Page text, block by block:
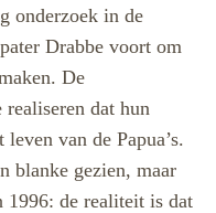
onderzoek in de
Drabbe voort om
De
realiseren dat hun
van de Papua’s.
blanke gezien, maar
1996: de realiteit is dat